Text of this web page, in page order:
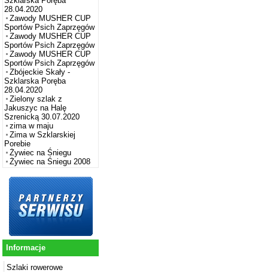
28.04.2020
Zawody MUSHER CUP
Sportów Psich Zaprzęgów
Zawody MUSHER CUP
Sportów Psich Zaprzęgów
Zawody MUSHER CUP
Sportów Psich Zaprzęgów
Zbójeckie Skały -
Szklarska Poręba
28.04.2020
Zielony szlak z
Jakuszyc na Halę
Szrenicką 30.07.2020
zima w maju
Zima w Szklarskiej
Porebie
Żywiec na Śniegu
Żywiec na Śniegu 2008
Informacje
Szlaki rowerowe